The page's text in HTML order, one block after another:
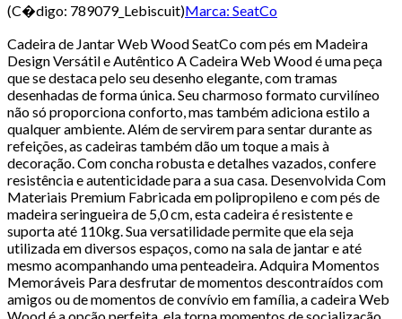
(C�digo: 789079_Lebiscuit)Marca: SeatCo
Cadeira de Jantar Web Wood SeatCo com pés em Madeira
Design Versátil e Autêntico A Cadeira Web Wood é uma peça
que se destaca pelo seu desenho elegante, com tramas
desenhadas de forma única. Seu charmoso formato curvilíneo
não só proporciona conforto, mas também adiciona estilo a
qualquer ambiente. Além de servirem para sentar durante as
refeições, as cadeiras também dão um toque a mais à
decoração. Com concha robusta e detalhes vazados, confere
resistência e autenticidade para a sua casa. Desenvolvida Com
Materiais Premium Fabricada em polipropileno e com pés de
madeira seringueira de 5,0 cm, esta cadeira é resistente e
suporta até 110kg. Sua versatilidade permite que ela seja
utilizada em diversos espaços, como na sala de jantar e até
mesmo acompanhando uma penteadeira. Adquira Momentos
Memoráveis Para desfrutar de momentos descontraídos com
amigos ou de momentos de convívio em família, a cadeira Web